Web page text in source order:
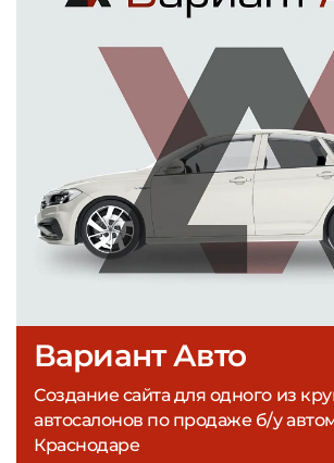
Вариант Авто
Создание сайта для одного из
автосалонов по продаже б/у
Краснодаре